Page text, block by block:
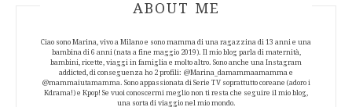
ABOUT AUTHOR
ABOUT ME
Ciao sono Marina, vivo a Milano e sono mamma di una ragazzina di 13 anni e una
bambina di 6 anni (nata a fine maggio 2019). Il mio blog parla di maternità,
bambini, ricette, viaggi in famiglia e molto altro. Sono anche una Instagram
addicted, di conseguenza ho 2 profili: @Marina_damammaamamma e
@mammaiutamamma. Sono appassionata di Serie TV soprattutto coreane (adoro i
Kdrama!) e Kpop! Se vuoi conoscermi meglio non ti resta che seguire il mio blog,
una sorta di viaggio nel mio mondo.